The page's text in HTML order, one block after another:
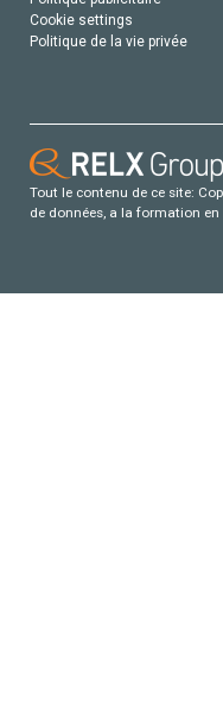
Cookie settings
Politique de la vie privée
Tout le contenu de ce site:
de données, a la formation